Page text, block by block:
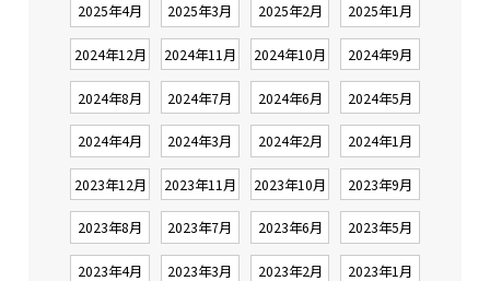
2025年4月 2025年3月 2025年2月 2025年1月
2024年12月 2024年11月 2024年10月 2024年9月
2024年8月 2024年7月 2024年6月 2024年5月
2024年4月 2024年3月 2024年2月 2024年1月
2023年12月 2023年11月 2023年10月 2023年9月
2023年8月 2023年7月 2023年6月 2023年5月
2023年4月 2023年3月 2023年2月 2023年1月